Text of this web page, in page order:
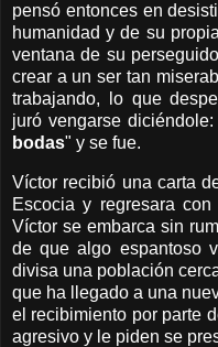
pensó entonces en
humanidad y de su
ventana de su
crear a un ser tan
trabajando, lo que
juró vengarse
bodas" y se fue.
Víctor recibió una carta
Escocia y regresara
Víctor se embarca sin
de que algo espantoso
divisa una población
que ha llegado a una
el recibimiento por parte
agresivo y le piden se